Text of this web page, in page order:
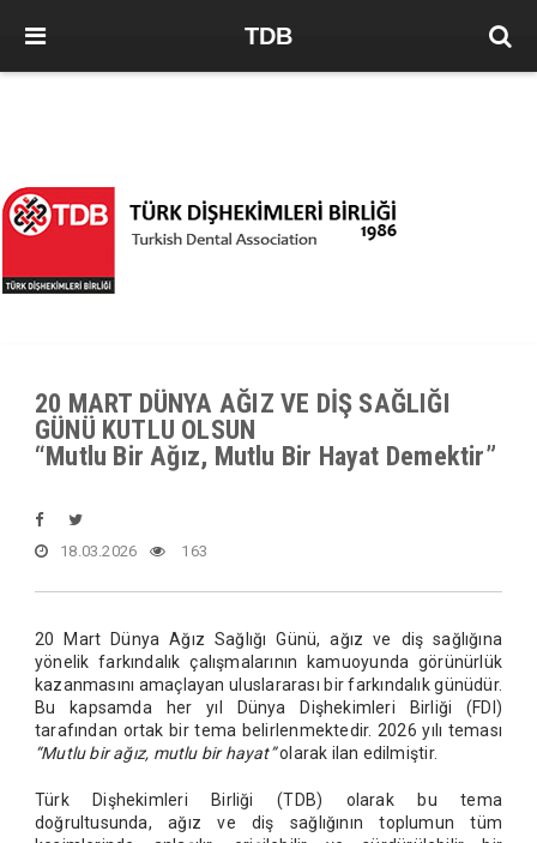
TDB
20 MART DÜNYA AĞIZ VE DİŞ SAĞLIĞI
GÜNÜ KUTLU OLSUN
“Mutlu Bir Ağız, Mutlu Bir Hayat Demektir”
18.03.2026 163
20 Mart Dünya Ağız Sağlığı Günü, ağız ve diş sağlığına
yönelik farkındalık çalışmalarının kamuoyunda görünürlük
kazanmasını amaçlayan uluslararası bir farkındalık günüdür.
Bu kapsamda her yıl Dünya Dişhekimleri Birliği (FDI)
tarafından ortak bir tema belirlenmektedir. 2026 yılı teması
“Mutlu bir ağız, mutlu bir hayat”olarak ilan edilmiştir.
Türk Dişhekimleri Birliği (TDB) olarak bu tema
doğrultusunda, ağız ve diş sağlığının toplumun tüm